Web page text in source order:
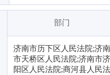
部门
济南市历下区人民法院;济南
市天桥区人民法院;济南市济
阳区人民法院;商河县人民法